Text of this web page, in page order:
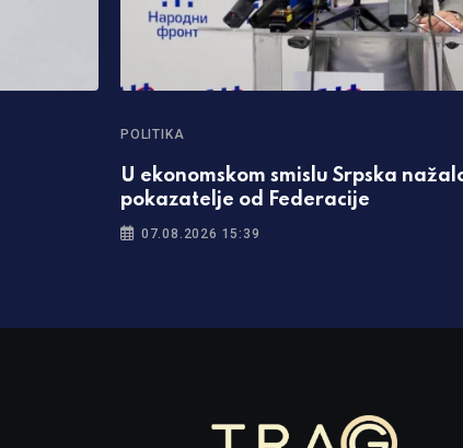
POLITIKA
U ekonomskom smislu Srpska
pokazatelje od Federacije
07.08.2026 15:39